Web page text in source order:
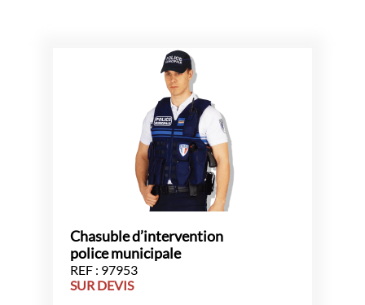
Chasuble d’intervention
police municipale
REF : 97953
SUR DEVIS